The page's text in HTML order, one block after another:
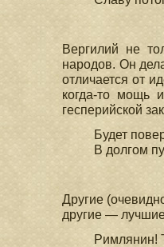
Вергилий не
народов. Он
отличается от
когда-то мощь
гесперийской
Будет
В долгом
Другие
другие —
Римлянин!